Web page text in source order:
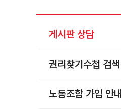
게시판 상담
권리찾기수첩 검색
노동조합 가입 안내
찾아보기
노동조합 가입 안내